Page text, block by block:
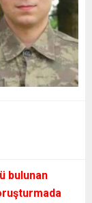
bulunan